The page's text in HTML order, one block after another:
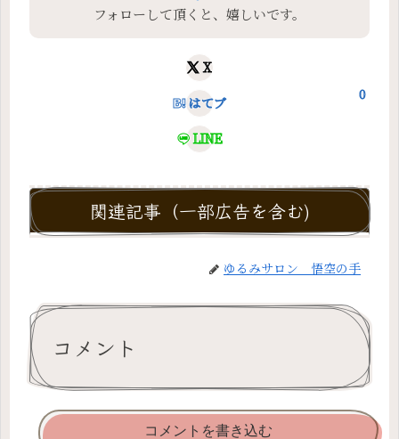
フォローして頂くと、嬉しいです。
X
はてブ
0
LINE
関連記事（一部広告を含む)
ゆるみサロン 悟空の手
コメント
コメントを書き込む